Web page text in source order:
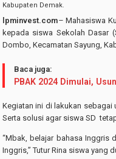
Kabupaten Demak.
lpminvest.com–Mahasiswa
kepada siswa Sekolah Dasar
Dombo, Kecamatan Sayung,
Baca juga:
PBAK 2024 Dimulai,
Kegiatan ini di lakukan sebagai
Serta solusi agar siswa SD
“Mbak, belajar bahasa Inggris
Inggris,” Tutur Rina siswa yang